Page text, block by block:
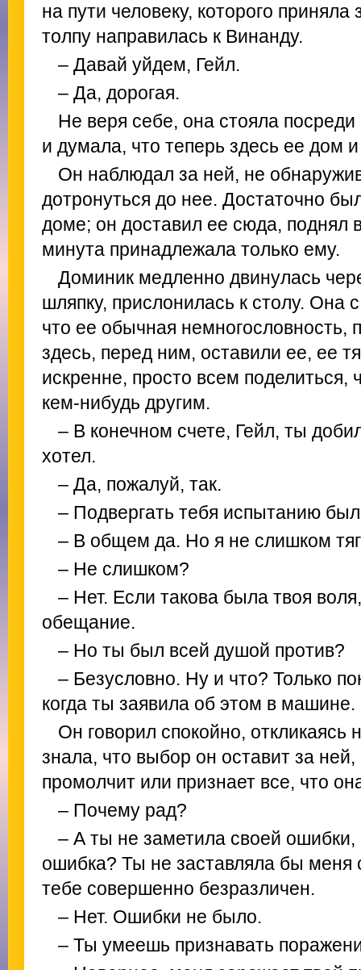
на пути человеку, которого
толпу направилась к Винанду.
– Давай уйдем, Гейл.
– Да, дорогая.
Не веря себе, она стояла посреди
и думала, что теперь здесь ее дом
Он наблюдал за ней, не
дотронуться до нее. Достаточно
доме; он доставил ее сюда, поднял
минута принадлежала только ему.
Доминик медленно двинулась
шляпку, прислонилась к столу. Она
что ее обычная немногословность,
здесь, перед ним, оставили ее, ее
искренне, просто всем
кем-нибудь другим.
– В конечном счете, Гейл, ты
хотел.
– Да, пожалуй, так.
– Подвергать тебя испытанию
– В общем да. Но я не слишком
– Не слишком?
– Нет. Если такова была твоя
обещание.
– Но ты был всей душой против?
– Безусловно. Ну и что? Только
когда ты заявила об этом в
Он говорил спокойно, откликаясь
знала, что выбор он оставит за
промолчит или признает все, что
– Почему рад?
– А ты не заметила своей ошибки,
ошибка? Ты не заставляла бы меня
тебе совершенно безразличен.
– Нет. Ошибки не было.
– Ты умеешь признавать